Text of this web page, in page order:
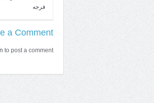
فرجه
a Comment
to post a comment.